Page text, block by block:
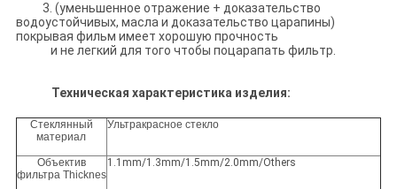
3. (уменьшенное отражение + доказательство
водоустойчивых, масла и доказательство царапины)
покрывая фильм имеет хорошую прочность
и не легкий для того чтобы поцарапать фильтр.
Техническая характеристика изделия:
Стеклянный
материал
Ультракрасное стекло
Объектив
фильтра Thicknes
1.1mm/1.3mm/1.5mm/2.0mm/Others